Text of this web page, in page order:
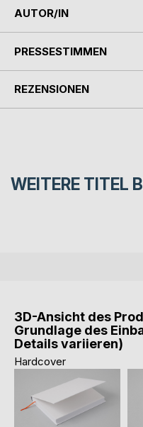
AUTOR/IN
PRESSESTIMMEN
REZENSIONEN
WEITERE TITEL
3D-Ansicht des
Grundlage des
Details variieren)
Hardcover